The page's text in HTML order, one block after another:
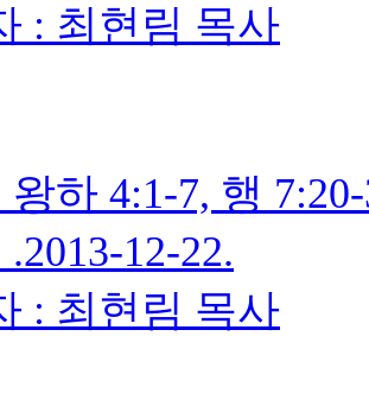
: 최현림 목사
왕하 4:1-7, 행
12-22.
: 최현림 목사